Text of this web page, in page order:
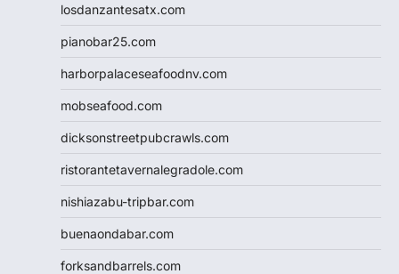
losdanzantesatx.com
pianobar25.com
harborpalaceseafoodnv.com
mobseafood.com
dicksonstreetpubcrawls.com
ristorantetavernalegradole.com
nishiazabu-tripbar.com
buenaondabar.com
forksandbarrels.com